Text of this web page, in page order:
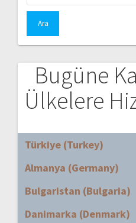
Bugüne
Ülkelere
Türkiye (Turkey)
Almanya (Germany)
Bulgaristan (Bulgaria)
Danimarka (Denmark)